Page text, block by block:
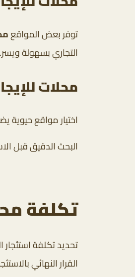
توفر بعض المواقع
التجاري بسهولة ويسر.
محلات
اختيار مواقع حيوية
البحث الدقيق قبل
تكلفة
تحديد تكلفة استئجار
القرار النهائي